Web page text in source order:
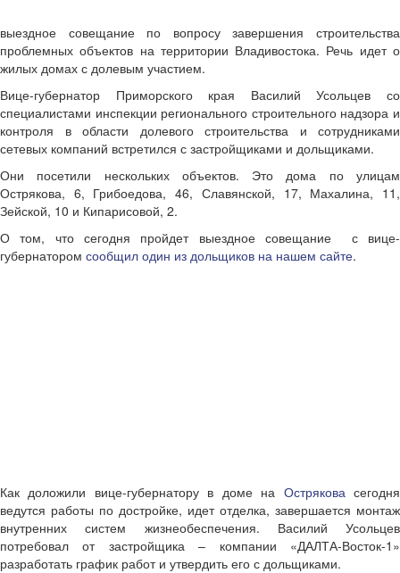
выездное совещание по вопросу завершения строительства
проблемных объектов на территории Владивостока. Речь идет о
жилых домах с долевым участием.
Вице-губернатор Приморского края Василий Усольцев со
специалистами инспекции регионального строительного надзора и
контроля в области долевого строительства и сотрудниками
сетевых компаний встретился с застройщиками и дольщиками.
Они посетили нескольких объектов. Это дома по улицам
Острякова, 6, Грибоедова, 46, Славянской, 17, Махалина, 11,
Зейской, 10 и Кипарисовой, 2.
О том, что сегодня пройдет выездное совещание с вице-
губернатором сообщил один из дольщиков на нашем сайте.
Как доложили вице-губернатору в доме на Остряковасегодня
ведутся работы по достройке, идет отделка, завершается монтаж
внутренних систем жизнеобеспечения. Василий Усольцев
потребовал от застройщика – компании «ДАЛТА-Восток-1»
разработать график работ и утвердить его с дольщиками.